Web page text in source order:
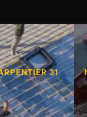
31